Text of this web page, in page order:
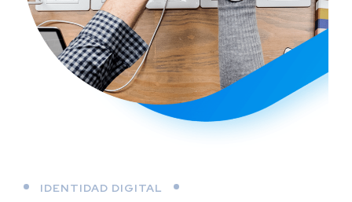
IDENTIDAD DIGITAL